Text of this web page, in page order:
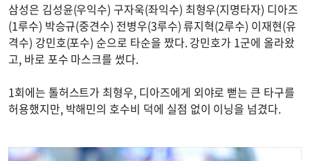
삼성은 김성윤(우익수) 구자욱(좌익수) 최형우(지명타자) 디아즈
(1루수) 박승규(중견수) 전병우(3루수) 류지혁(2루수) 이재현(유
격수) 강민호(포수) 순으로 타순을 짰다. 강민호가 1군에 올라왔
고, 바로 포수 마스크를 썼다.
1회에는 톨허스트가 최형우, 디아즈에게 외야로 뻗는 큰 타구를
허용했지만, 박해민의 호수비 덕에 실점 없이 이닝을 넘겼다.